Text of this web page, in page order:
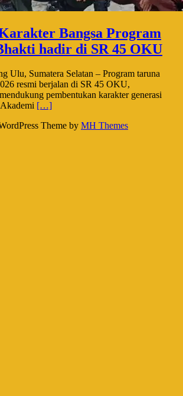
Bangsa Program
hadir di SR 45 OKU
Ulu, Sumatera Selatan – Program taruna
resmi berjalan di SR 45 OKU,
pembentukan karakter generasi
[…]
Theme by MH Themes